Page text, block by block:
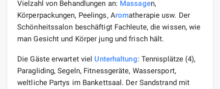
Vielzahl von Behandlungen an: Massagen,
Körperpackungen, Peelings, Aromatherapie usw. Der
Schönheitssalon beschäftigt Fachleute, die wissen, wie
man Gesicht und Körper jung und frisch hält.
Die Gäste erwartet viel Unterhaltung: Tennisplätze (4),
Paragliding, Segeln, Fitnessgeräte, Wassersport,
weltliche Partys im Bankettsaal. Der Sandstrand mit